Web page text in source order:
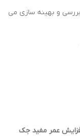
بررسی و بهینه سازی می
عمر مفید جک